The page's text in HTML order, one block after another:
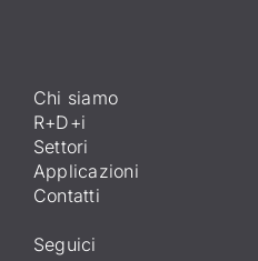
Chi siamo
R+D+i
Settori
Applicazioni
Contatti
Seguici